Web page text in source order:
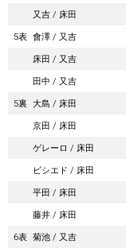
又吉
床田
5表 會澤 又吉
床田
又吉
田中
又吉
5裏 大島 床田
京田
床田
ゲレーロ
床田
ビシエド
床田
平田
床田
藤井
床田
6表 菊池 又吉